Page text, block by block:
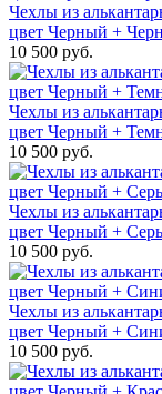
Чехлы из
цвет Черный +
10 500 руб.
Чехлы из
цвет Черный +
10 500 руб.
Чехлы из
цвет Черный +
10 500 руб.
Чехлы из
цвет Черный +
10 500 руб.